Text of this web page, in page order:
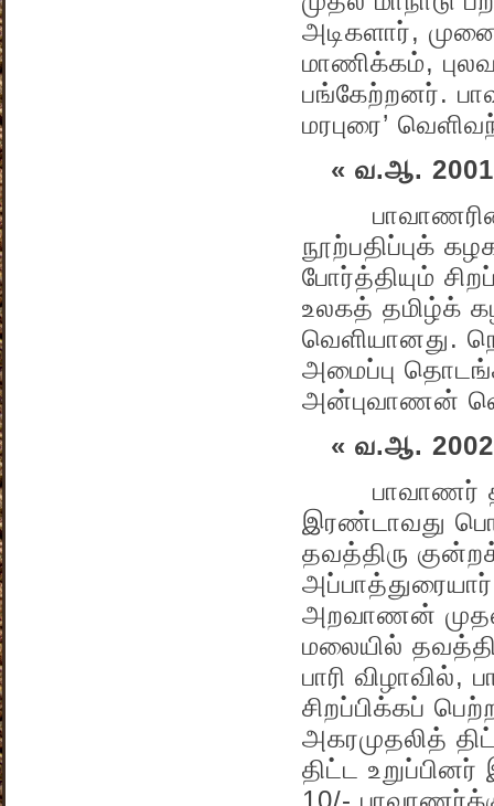
அடிகளார்,
மாணிக்கம்,
பங்கேற்றனர்.
மரபுரை’
« வ.ஆ. 2001
பாவாணரின்
நூற்பதிப்புக்
போர்த்தியும்
உலகத் தமிழ்க்
வெளியானது.
அமைப்பு
அன்புவாணன்
« வ.ஆ. 2002
பாவாணர்
இரண்டாவது
தவத்திரு
அறவாணன்
மலையில்
பாரி விழாவில்,
சிறப்பிக்கப்
அகரமுதலித்
திட்ட
10/-